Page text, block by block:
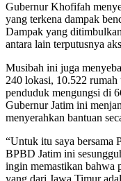
Gubernur Khofifah
yang terkena dampak
Dampak yang
antara lain terputusnya
Musibah ini juga
240 lokasi, 10.522
penduduk mengungsi di
Gubernur Jatim ini
menyerahkan bantuan
“Untuk itu saya bersama
BPBD Jatim ini
ingin memastikan bahwa